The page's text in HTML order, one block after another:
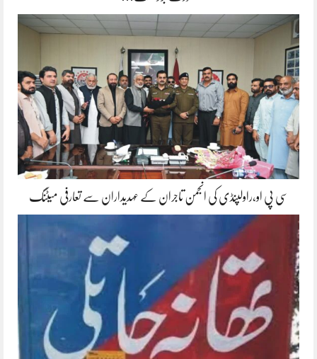
سی پی او،راولپنڈی کی انجمن تاجران کے عہدیداران سے تعارفی میٹنگ